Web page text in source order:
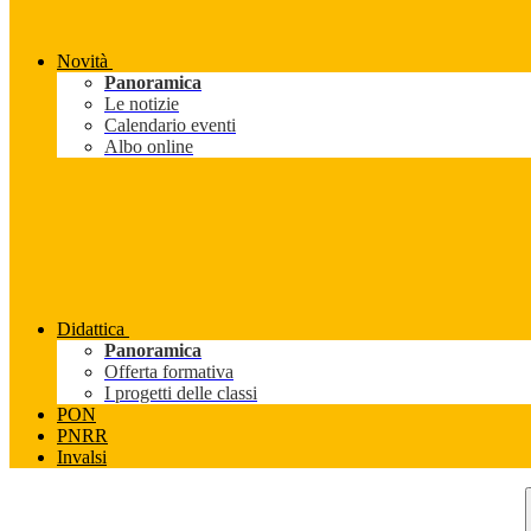
Novità
Panoramica
Le notizie
Calendario eventi
Albo online
Didattica
Panoramica
Offerta formativa
I progetti delle classi
PON
PNRR
Invalsi